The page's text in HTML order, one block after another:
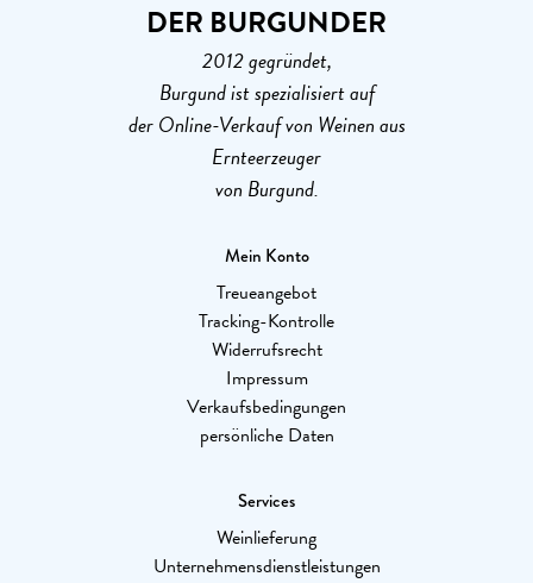
DER BURGUNDER
2012 gegründet,
Burgund ist spezialisiert auf
der Online-Verkauf von Weinen aus
Ernteerzeuger
von Burgund.
Mein Konto
Treueangebot
Tracking-Kontrolle
Widerrufsrecht
Impressum
Verkaufsbedingungen
persönliche Daten
Services
Weinlieferung
Unternehmensdienstleistungen